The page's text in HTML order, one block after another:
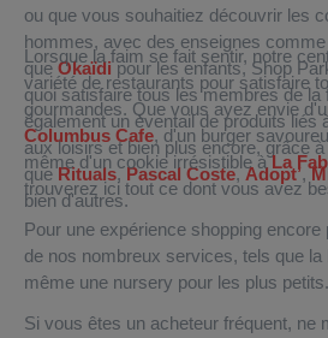
ou que vous souhaitiez découvrir les
hommes, avec des enseignes comme
queOkaïdipour les enfants, Shop
quoi satisfaire tous les membres de la
également un éventail de produits liés
aux loisirs et bien plus encore, grâce
queRituals,Pascal Coste,Adopt’,
bien d'autres.
Lorsque la faim se fait sentir, notre
variété de restaurants pour satisfaire
gourmandes. Que vous ayez envie
Columbus Cafe, d'un burger
même d'un cookie irrésistible àLa
trouverez ici tout ce dont vous avez
Pour une expérience shopping
de nos nombreux services, tels que la
même une nursery pour les plus petits.
Si vous êtes un acheteur fréquent, ne